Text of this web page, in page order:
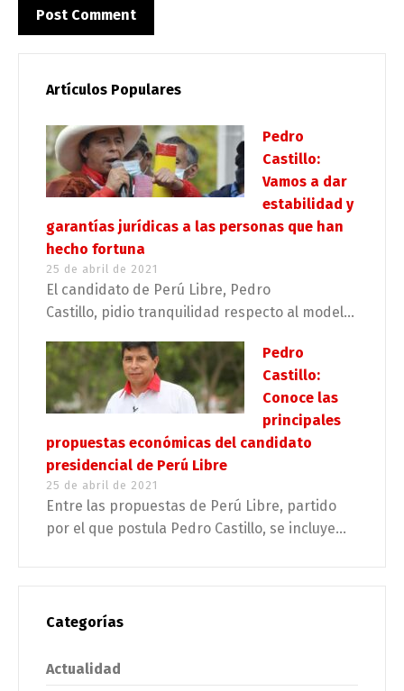
Artículos Populares
Pedro
Castillo:
Vamos a dar
estabilidad y
garantías jurídicas a las personas que han
hecho fortuna
25 de abril de 2021
El candidato de Perú Libre, Pedro
Castillo, pidio tranquilidad respecto al model...
Pedro
Castillo:
Conoce las
principales
propuestas económicas del candidato
presidencial de Perú Libre
25 de abril de 2021
Entre las propuestas de Perú Libre, partido
por el que postula Pedro Castillo, se incluye...
Categorías
Actualidad